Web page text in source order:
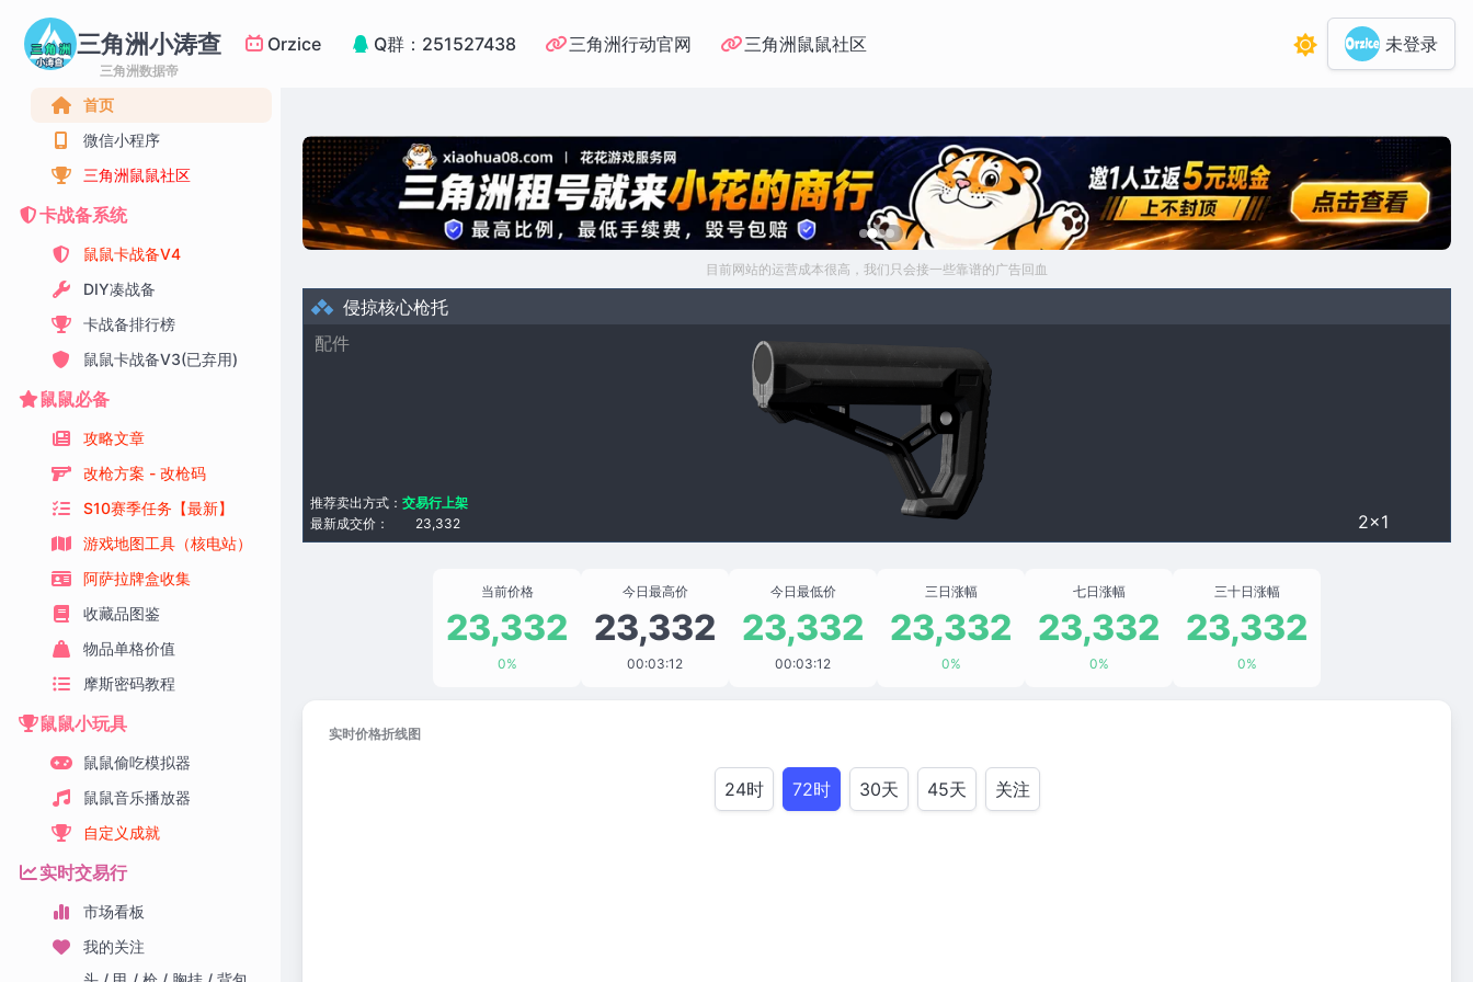
三角洲小涛查
三角洲数据帝
Orzice Q群：251527438 三角洲行动官网 三角洲鼠鼠社区 未登录
首页
微信小程序
三角洲鼠鼠社区
卡战备系统
鼠鼠卡战备V4
DIY凑战备
卡战备排行榜
鼠鼠卡战备V3(已弃用)
鼠鼠必备
攻略文章
改枪方案 - 改枪码
S10赛季任务【最新】
游戏地图工具（核电站）
阿萨拉牌盒收集
收藏品图鉴
物品单格价值
摩斯密码教程
鼠鼠小玩具
鼠鼠偷吃模拟器
鼠鼠音乐播放器
自定义成就
实时交易行
市场看板
我的关注
目前网站的运营成本很高，我们只会接一些靠谱的广告回血
侵掠核心枪托
配件
2×1
最新成交价： 23,332
推荐卖出方式： 交易行上架
当前价格
23,332
0%
今日最高价
23,332
00:03:12
今日最低价
23,332
00:03:12
三日涨幅
23,332
0%
七日涨幅
23,332
0%
三十日涨幅
23,332
0%
实时价格折线图
24时 72时 30天 45天 关注